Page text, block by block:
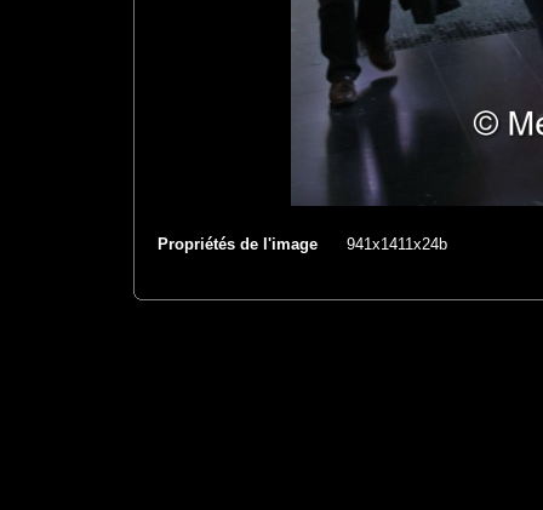
Propriétés de l'image 941x1411x24b